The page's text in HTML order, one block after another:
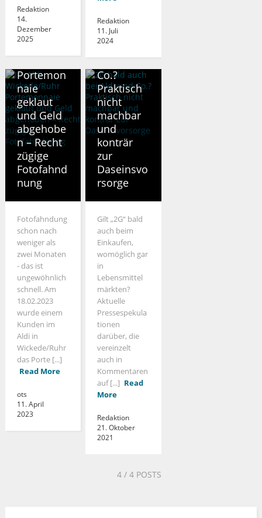
Redaktion
14.
Dezember
2025
Redaktion
11. Juli
2024
KREIS SOEST
Im Aldi
Portemon
naie
geklaut
und Geld
abgehobe
n – Recht
zügige
Fotofahnd
nung
Fotofahndung
schon nach
weniger als
zwei Monaten
- das ist
ungewöhnlich
schnell. Am
18.02.2023
wurde einem
Kunden im
Aldi in
Wickede/Ruhr
das Porte [...]
Read More
ots
11. April
2023
GESUNDHEIT
2G bald
auch bei
Aldi und
Co.?
Praktisch
nicht
machbar
und
konträr
zur
Daseinsvo
rsorge
Gilt „2G“ bald
auch beim
Einkaufen,
womöglich gar
in
Lebensmittel
märkten?
Aktuelle
Pressespekula
tionen
darüber, die
vereinzelt
auch in
Kommentaren
auf [...] Read
More
Redaktion
21. Oktober
2021
4/ 4 POSTS